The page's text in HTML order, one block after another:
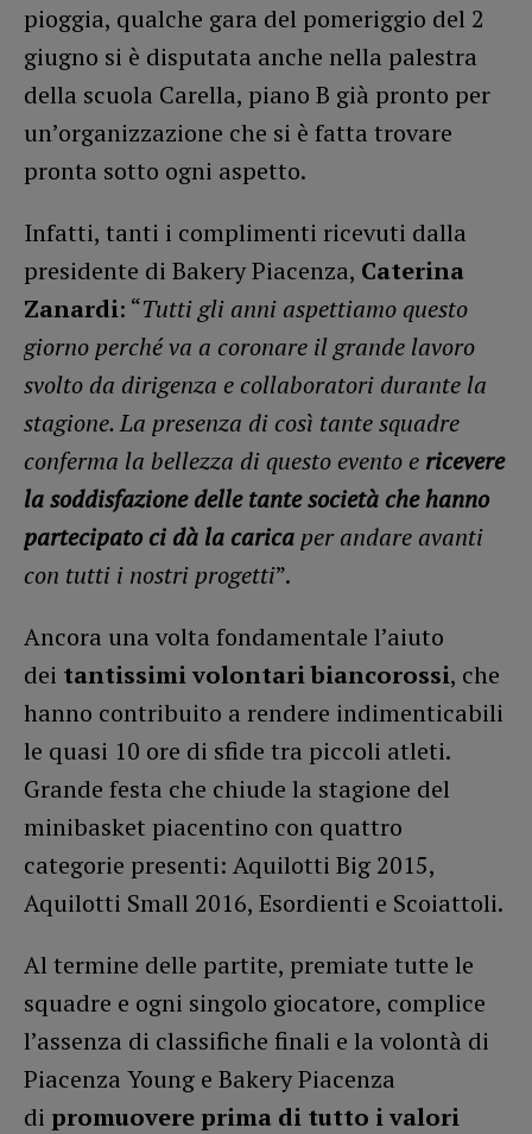
pioggia, qualche gara del pomeriggio del 2
giugno si è disputata anche nella palestra
della scuola Carella, piano B già pronto per
un’organizzazione che si è fatta trovare
pronta sotto ogni aspetto.
Infatti, tanti i complimenti ricevuti dalla
presidente di Bakery Piacenza, Caterina
Zanardi: “Tutti gli anni aspettiamo questo
giorno perché va a coronare il grande lavoro
svolto da dirigenza e collaboratori durante la
stagione. La presenza di così tante squadre
conferma la bellezza di questo evento e ricevere
la soddisfazione delle tante società che hanno
partecipato ci dà la carica per andare avanti
con tutti i nostri progetti”.
Ancora una volta fondamentale l’aiuto
dei tantissimi volontari biancorossi, che
hanno contribuito a rendere indimenticabili
le quasi 10 ore di sfide tra piccoli atleti.
Grande festa che chiude la stagione del
minibasket piacentino con quattro
categorie presenti: Aquilotti Big 2015,
Aquilotti Small 2016, Esordienti e Scoiattoli.
Al termine delle partite, premiate tutte le
squadre e ogni singolo giocatore, complice
l’assenza di classifiche finali e la volontà di
Piacenza Young e Bakery Piacenza
di promuovere prima di tutto i valori